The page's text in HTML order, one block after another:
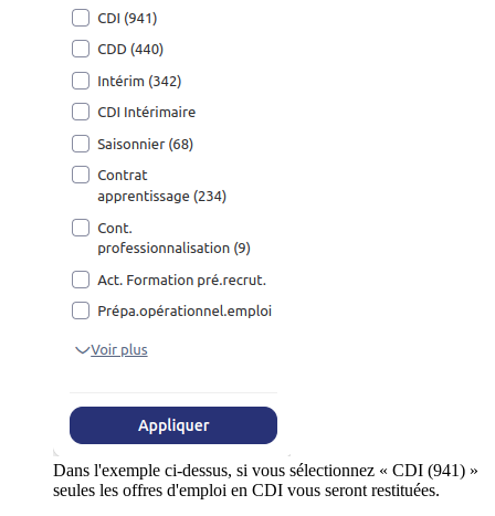
Dans l'exemple ci-dessus, si vous sélectionnez « CDI (941) »
seules les offres d'emploi en CDI vous seront restituées.